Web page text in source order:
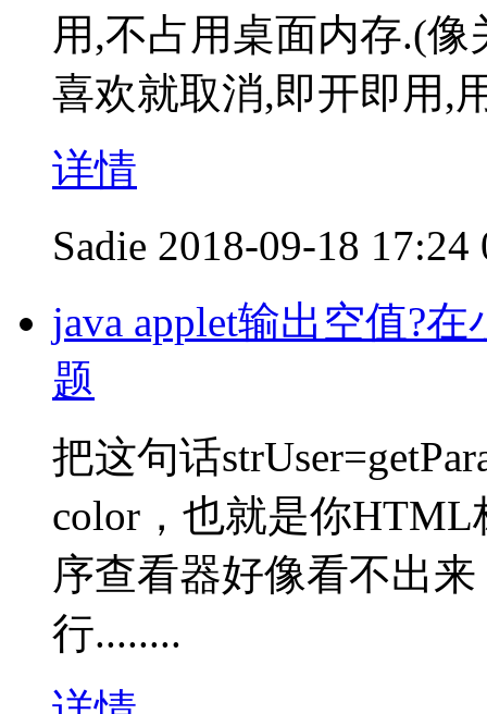
用,不占用桌面内存.(
喜欢就取消,即开即用,
详情
Sadie 2018-09-18 17:24
java applet输出空值?
题
把这句话
color，也就是你HTML
序查看器好像看不出
行........